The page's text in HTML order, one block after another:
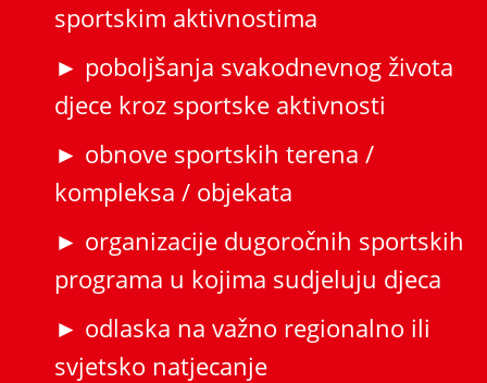
sportskim aktivnostima
► poboljšanja svakodnevnog života
djece kroz sportske aktivnosti
► obnove sportskih terena /
kompleksa / objekata
► organizacije dugoročnih sportskih
programa u kojima sudjeluju djeca
► odlaska na važno regionalno ili
svjetsko natjecanje